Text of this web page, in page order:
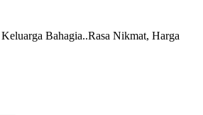
Bahagia..Rasa Nikmat, Harga